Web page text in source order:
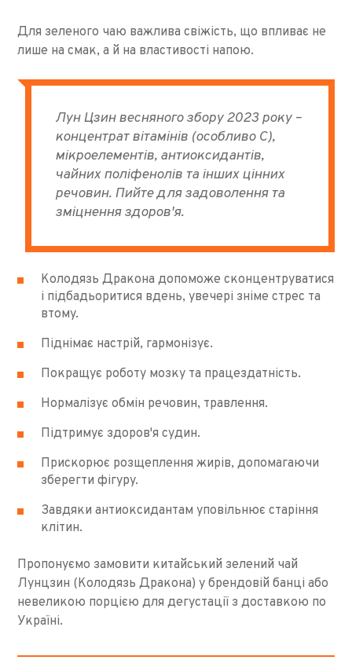
Для зеленого чаю важлива свіжість, що впливає не
лише на смак, а й на властивості напою.
Лун Цзин весняного збору 2023 року –
концентрат вітамінів (особливо С),
мікроелементів, антиоксидантів,
чайних поліфенолів та інших цінних
речовин. Пийте для задоволення та
зміцнення здоров'я.
Колодязь Дракона допоможе сконцентруватися
і підбадьоритися вдень, увечері зніме стрес та
втому.
Піднімає настрій, гармонізує.
Покращує роботу мозку та працездатність.
Нормалізує обмін речовин, травлення.
Підтримує здоров'я судин.
Прискорює розщеплення жирів, допомагаючи
зберегти фігуру.
Завдяки антиоксидантам уповільнює старіння
клітин.
Пропонуємо замовити китайський зелений чай
Лунцзин (Колодязь Дракона) у брендовій банці або
невеликою порцією для дегустації з доставкою по
Україні.